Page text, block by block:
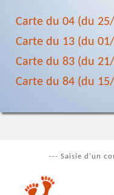
Carte du 04 (du
Carte du 13 (du
Carte du 83 (du
Carte du 84 (du
--- Saisie d'un